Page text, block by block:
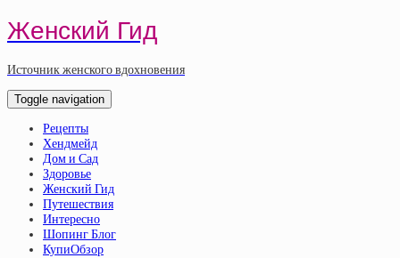
Женский Гид
Источник женского вдохновения
Toggle navigation
Рецепты
Хендмейд
Дом и Сад
Здоровье
Женский Гид
Путешествия
Интересно
Шопинг Блог
КупиОбзор